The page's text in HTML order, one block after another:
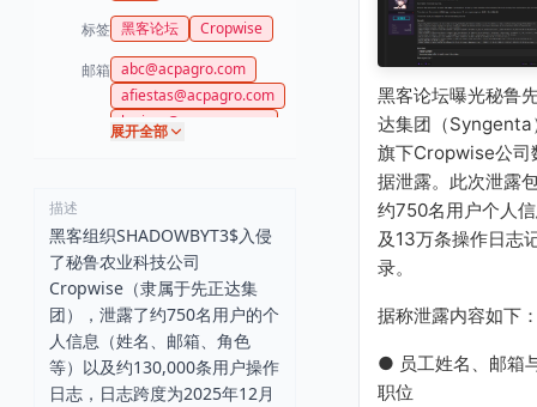
标签 黑客论坛 Cropwise
邮箱 abc@acpagro.com
afiestas@acpagro.com
lquiroz@acpagro.com
展开全部
描述
黑客组织SHADOWBYT3$入侵
了秘鲁农业科技公司
Cropwise（隶属于先正达集
团），泄露了约750名用户的个
人信息（姓名、邮箱、角色
等）以及约130,000条用户操作
日志，日志跨度为2025年12月
黑客论坛曝光秘鲁
达集团（Syngenta
旗下Cropwise公司
据泄露。此次泄露
约750名用户个人
及13万条操作日志
录。
据称泄露内容如下
● 员工姓名、邮箱
职位